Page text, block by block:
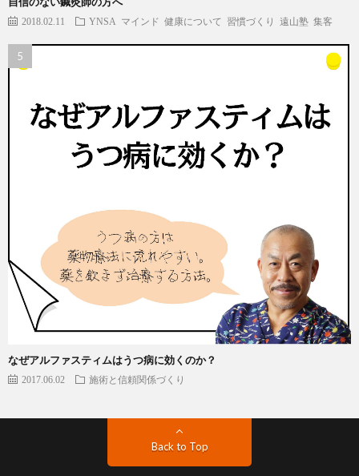
2018.02.11 YNSA マインド 健康について 習慣づくり 遠山塾 集客
なぜアルファスティムはうつ病に効くのか？
2017.06.02 施術と信頼関係づくり
Back to Top